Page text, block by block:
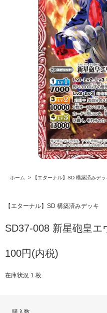
ホーム > 【エターナル】SD 構築済みデッ
【エターナル】SD 構築済みデッキ
SD37-008 新星砲皇エ
100円(内税)
在庫状況 1 枚